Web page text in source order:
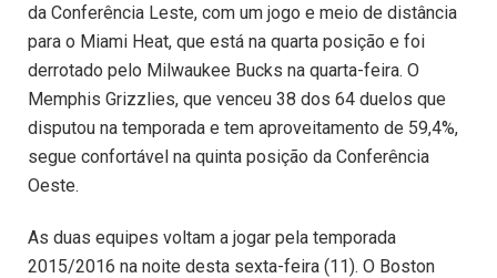
da Conferência Leste, com um jogo e meio de distância
para o Miami Heat, que está na quarta posição e foi
derrotado pelo Milwaukee Bucks na quarta-feira. O
Memphis Grizzlies, que venceu 38 dos 64 duelos que
disputou na temporada e tem aproveitamento de 59,4%,
segue confortável na quinta posição da Conferência
Oeste.
As duas equipes voltam a jogar pela temporada
2015/2016 na noite desta sexta-feira (11). O Boston